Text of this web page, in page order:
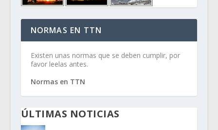
NORMAS EN TTN
Existen unas normas que se deben cumplir, por
favor leelas antes.
Normas en TTN
ÚLTIMAS NOTICIAS